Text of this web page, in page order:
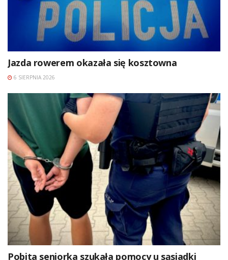
Jazda rowerem okazała się kosztowna
6 SIERPNIA 2026
Pobita seniorka szukała pomocy u sąsiadki